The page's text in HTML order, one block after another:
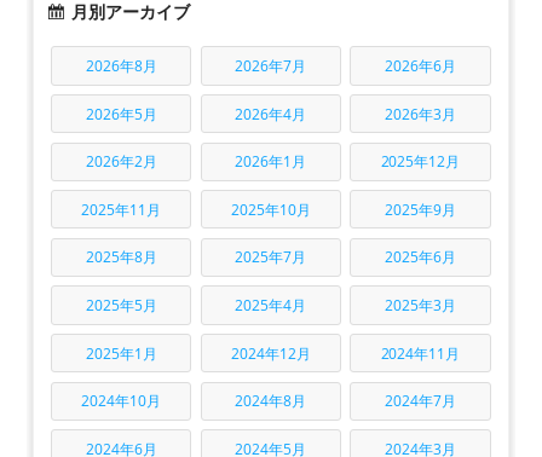
月別アーカイブ
2026年8月 2026年7月 2026年6月
2026年5月 2026年4月 2026年3月
2026年2月 2026年1月 2025年12月
2025年11月 2025年10月 2025年9月
2025年8月 2025年7月 2025年6月
2025年5月 2025年4月 2025年3月
2025年1月 2024年12月 2024年11月
2024年10月 2024年8月 2024年7月
2024年6月 2024年5月 2024年3月